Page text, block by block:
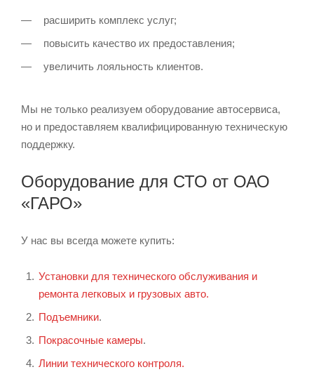
расширить комплекс услуг;
повысить качество их предоставления;
увеличить лояльность клиентов.
Мы не только реализуем оборудование автосервиса,
но и предоставляем квалифицированную техническую
поддержку.
Оборудование для СТО от ОАО
«ГАРО»
У нас вы всегда можете купить:
Установки для технического обслуживания и
ремонта легковых и грузовых авто.
Подъемники.
Покрасочные камеры.
Линии технического контроля.